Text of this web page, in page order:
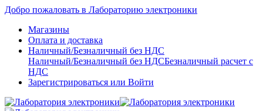
Добро пожаловать в Лабораторию электроники
Магазины
Оплата и доставка
Наличный/Безналичный без НДС
Наличный/Безналичный без НДСБезналичный расчет с
НДС
Зарегистрироваться или Войти